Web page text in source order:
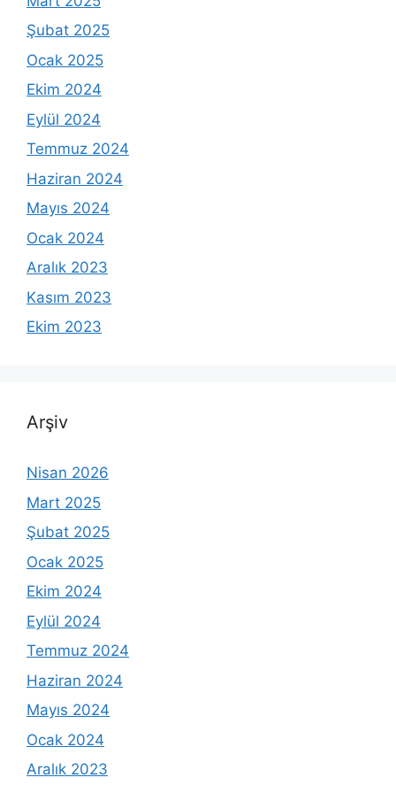
Şubat 2025
Ocak 2025
Ekim 2024
Eylül 2024
Temmuz 2024
Haziran 2024
Mayıs 2024
Ocak 2024
Aralık 2023
Kasım 2023
Ekim 2023
Arşiv
Nisan 2026
Mart 2025
Şubat 2025
Ocak 2025
Ekim 2024
Eylül 2024
Temmuz 2024
Haziran 2024
Mayıs 2024
Ocak 2024
Aralık 2023